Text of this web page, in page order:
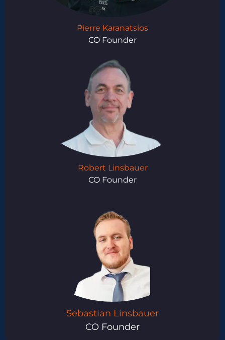
Pierre Karanatsios
CO Founder
Robert Linsbauer
CO Founder
Sebastian Linsbauer
CO Founder